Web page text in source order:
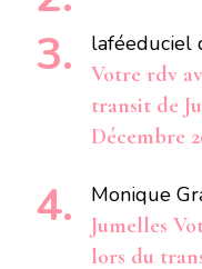
laféeduciel
Votre rdv
transit de
Décembre
Monique
Jumelles
lors du